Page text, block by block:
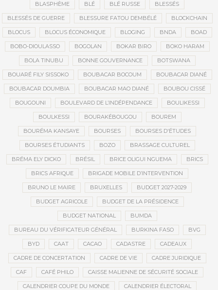
BLASPHÈME BLÉ BLÉ RUSSE BLESSÉS
BLESSÉS DE GUERRE BLESSURE FATOU DEMBÉLÉ BLOCKCHAIN
BLOCUS BLOCUS ÉCONOMIQUE BLOGING BNDA BOAD
BOBO-DIOULASSO BOGOLAN BOKAR BIRO BOKO HARAM
BOLA TINUBU BONNE GOUVERNANCE BOTSWANA
BOUARÉ FILY SISSOKO BOUBACAR BOCOUM BOUBACAR DIANÉ
BOUBACAR DOUMBIA BOUBACAR MAO DIANÉ BOUBOU CISSÉ
BOUGOUNI BOULEVARD DE L’INDÉPENDANCE BOULIKESSI
BOULKESSI BOURAKÉBOUGOU BOUREM
BOURÉMA KANSAYE BOURSES BOURSES D'ÉTUDES
BOURSES ÉTUDIANTS BOZO BRASSAGE CULTUREL
BRÉMA ELY DICKO BRÉSIL BRICE OLIGUI NGUEMA BRICS
BRICS AFRIQUE BRIGADE MOBILE D’INTERVENTION
BRUNO LE MAIRE BRUXELLES BUDGET 2027-2029
BUDGET AGRICOLE BUDGET DE LA PRÉSIDENCE
BUDGET NATIONAL BUMDA
BUREAU DU VÉRIFICATEUR GÉNÉRAL BURKINA FASO BVG
BYD CAAT CACAO CADASTRE CADEAUX
CADRE DE CONCERTATION CADRE DE VIE CADRE JURIDIQUE
CAF CAFÉ PHILO CAISSE MALIENNE DE SÉCURITÉ SOCIALE
CALENDRIER COUPE DU MONDE CALENDRIER ÉLECTORAL